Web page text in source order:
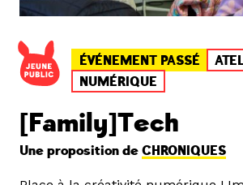
ÉVÉNEMENT PASSÉ
NUMÉRIQUE
[Family]Tech
Une proposition de CHRONIQUES